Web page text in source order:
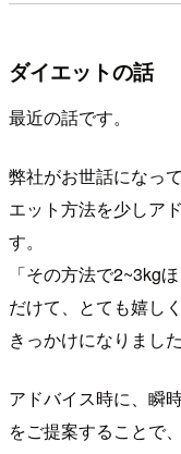
ダイエットの話
最近の話です。
弊社がお世話になっ
エット方法を少しア
す。
「その方法で2~3kg
だけて、とても嬉し
きっかけになりました
アドバイス時に、瞬
をご提案することで